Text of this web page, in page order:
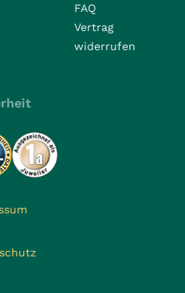
FAQ
Vertrag
widerrufen